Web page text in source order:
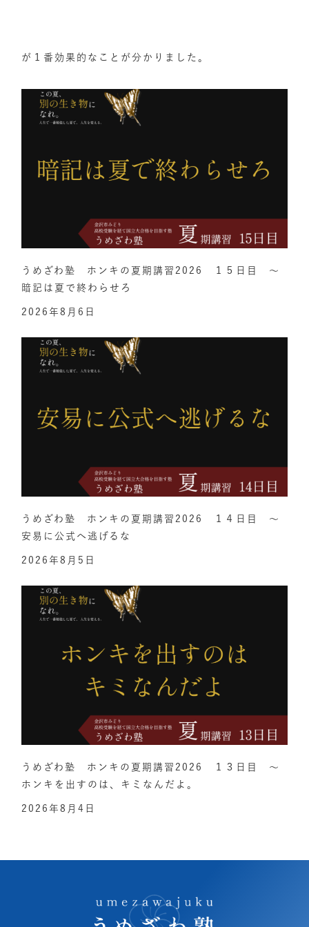
が１番効果的なことが分かりました。
うめざわ塾 ホンキの夏期講習2026 １５日目 ～
暗記は夏で終わらせろ
2026年8月6日
うめざわ塾 ホンキの夏期講習2026 １４日目 ～
安易に公式へ逃げるな
2026年8月5日
うめざわ塾 ホンキの夏期講習2026 １３日目 ～
ホンキを出すのは、キミなんだよ。
2026年8月4日